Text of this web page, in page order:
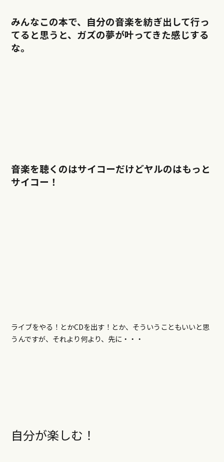
みんなこの本で、自分の音楽を紡ぎ出して行っ
てると思うと、ガズの夢が叶ってきた感じする
な。
音楽を聴くのはサイコーだけどヤルのはもっと
サイコー！
ライブをやる！とかCDを出す！とか、そういうこともいいと思
うんですが、それより何より、先に・・・
自分が楽しむ！